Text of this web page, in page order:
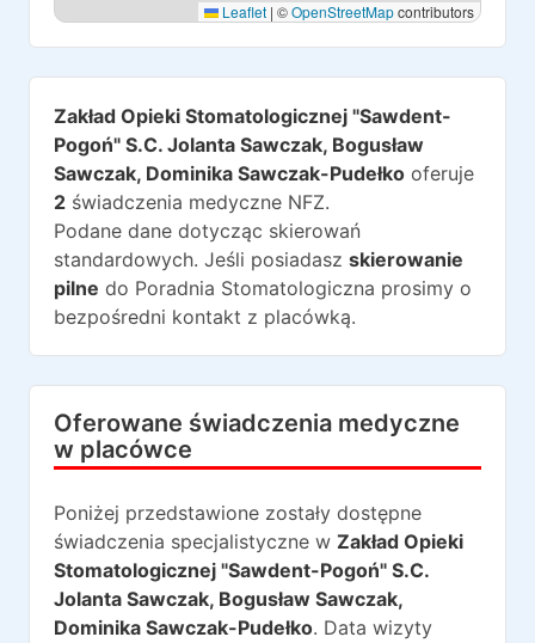
Leaflet | ©OpenStreetMapcontributors
Zakład Opieki Stomatologicznej "Sawdent-
Pogoń" S.C. Jolanta Sawczak, Bogusław
Sawczak, Dominika Sawczak-Pudełko oferuje
2 świadczenia medyczne NFZ.
Podane dane dotycząc skierowań
standardowych. Jeśli posiadasz skierowanie
pilne do Poradnia Stomatologiczna prosimy o
bezpośredni kontakt z placówką.
Oferowane świadczenia medyczne
w placówce
Poniżej przedstawione zostały dostępne
świadczenia specjalistyczne w Zakład Opieki
Stomatologicznej "Sawdent-Pogoń" S.C.
Jolanta Sawczak, Bogusław Sawczak,
Dominika Sawczak-Pudełko. Data wizyty